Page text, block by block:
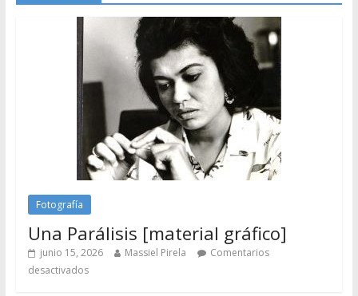
Fotografía
Una Parálisis [material gráfico]
junio 15, 2026 Massiel Pirela
Comentarios
desactivados